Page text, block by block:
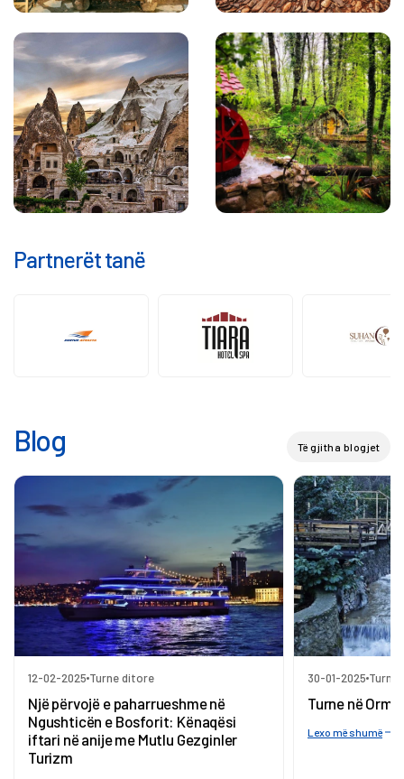
Partnerët tanë
Blog Të gjitha blogjet
12-02-2025 Turne ditore
Një përvojë e paharrueshme në
Ngushticën e Bosforit: Kënaqësi
iftari në anije me Mutlu Gezginler
Turizm
30-01-2025 Turne
Turne në
Lexo më shumë